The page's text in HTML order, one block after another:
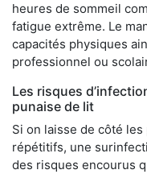
heures de sommeil
fatigue extrême. Le
capacités physiques
professionnel ou
Les risques
punaise de lit
Si on laisse de côté
répétitifs, une
des risques encourus